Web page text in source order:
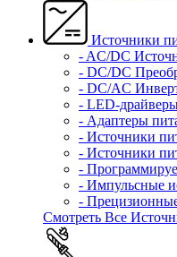
Источники
- AC/DC
- DC/DC
- DC/AC
- LED-
- Адаптеры
- Источники
- Источники
-
- Импульсные
-
Смотреть Все